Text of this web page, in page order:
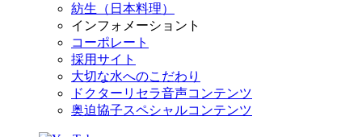
紡生（日本料理）
インフォメーショント
コーポレート
採用サイト
大切な水へのこだわり
ドクターリセラ音声コンテンツ
奥迫協子スペシャルコンテンツ